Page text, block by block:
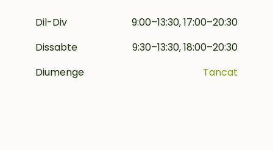
Dil-Div
9:00–13:30, 17:00–20:30
Dissabte
9:30–13:30, 18:00–20:30
Diumenge
Tancat